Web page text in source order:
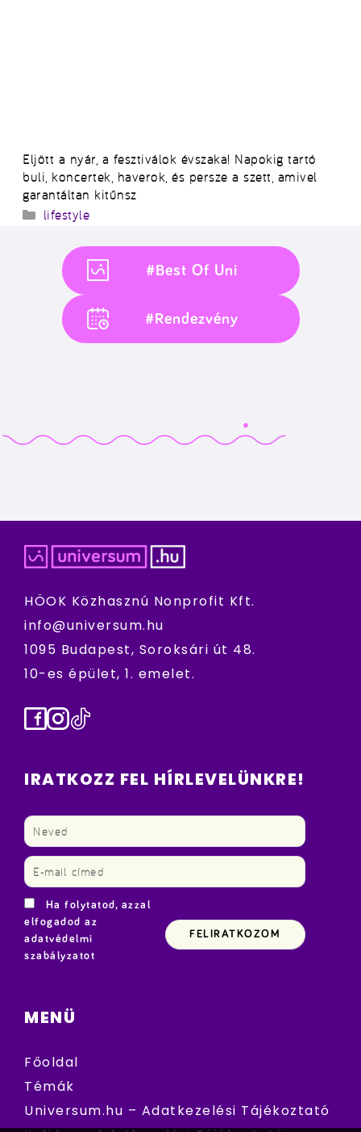
Eljött a nyár, a fesztiválok évszaka! Napokig tartó
buli, koncertek, haverok, és persze a szett, amivel
garantáltan kitűnsz
Kategória
lifestyle
#Best Of Uni
#Rendezvény
HÖOK Közhasznú Nonprofit Kft.
info@universum.hu
1095 Budapest, Soroksári út 48.
10-es épület, 1. emelet.
Facebook
Instagram
TikTok
IRATKOZZ FEL HÍRLEVELÜNKRE!
Ha folytatod, azzal
elfogadod az
adatvédelmi
szabályzatot
MENÜ
Főoldal
Témák
Universum.hu – Adatkezelési Tájékoztató